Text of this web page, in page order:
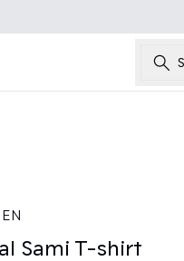
Sami T-shirt